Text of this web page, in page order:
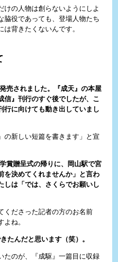
の人物は創らないようにしよ
脇役であっても、登場人物たち
背きたくないんです。
売されました。『成天』の本屋
信』刊行のすぐ後でしたが、こ
行に向けても動き出していまし
の新しい短篇を書きます」と宣
賞贈呈式の帰りに、岡山駅で宮
を決めてくれませんか」と言わ
しは「では、さくらでお願いし
ださった記者の方のお名前
ね。
たんだと思います（笑）。
のが、『成駆』一篇目に収録